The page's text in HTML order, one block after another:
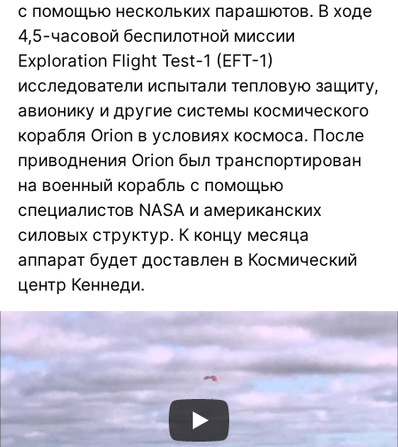
с помощью нескольких парашютов. В ходе
4,5-часовой беспилотной миссии
Exploration Flight Test-1 (EFT-1)
исследователи испытали тепловую защиту,
авионику и другие системы космического
корабля Orion в условиях космоса. После
приводнения Orion был транспортирован
на военный корабль с помощью
специалистов NASA и американских
силовых структур. К концу месяца
аппарат будет доставлен в Космический
центр Кеннеди.